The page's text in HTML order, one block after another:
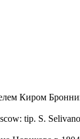
Киром
tip. S.